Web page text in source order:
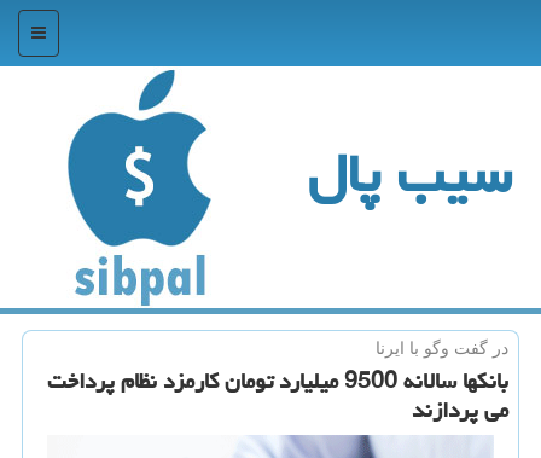
منو
سیب پال
در گفت وگو با ایرنا
بانكها سالانه 9500 میلیارد تومان كارمزد نظام پرداخت
می پردازند